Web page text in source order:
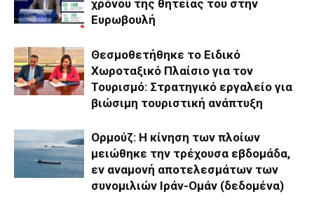
χρόνου της θητείας του στην
Ευρωβουλή
Θεσμοθετήθηκε το Ειδικό
Χωροταξικό Πλαίσιο για τον
Τουρισμό: Στρατηγικό εργαλείο για
βιώσιμη τουριστική ανάπτυξη
Ορμούζ: Η κίνηση των πλοίων
μειώθηκε την τρέχουσα εβδομάδα,
εν αναμονή αποτελεσμάτων των
συνομιλιών Ιράν-Ομάν (δεδομένα)